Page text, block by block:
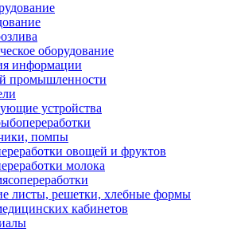
оборудование
информации
промышленности
устройства
помпы
овощей и фруктов
молока
листы, решетки, хлебные формы
кабинетов